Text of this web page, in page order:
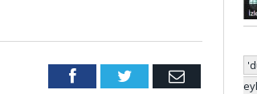
FacebookTwitter Email